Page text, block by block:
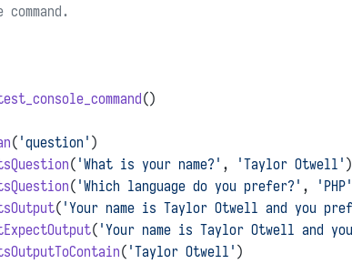
()
( 'question' )
( 'What is your name?' , 'Taylor Otwell' )
( 'Which language do you prefer?' , 'PHP'
( 'Your name is Taylor Otwell and you
( 'Your name is Taylor Otwell and
( 'Taylor Otwell' )